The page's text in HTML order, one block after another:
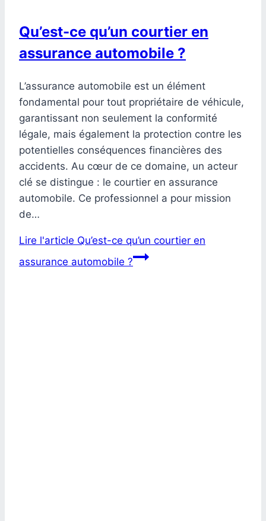
Qu’est-ce qu’un courtier en
assurance automobile ?
L’assurance automobile est un élément
fondamental pour tout propriétaire de véhicule,
garantissant non seulement la conformité
légale, mais également la protection contre les
potentielles conséquences financières des
accidents. Au cœur de ce domaine, un acteur
clé se distingue : le courtier en assurance
automobile. Ce professionnel a pour mission
de…
Lire l'article Qu’est-ce qu’un courtier en
assurance automobile ?